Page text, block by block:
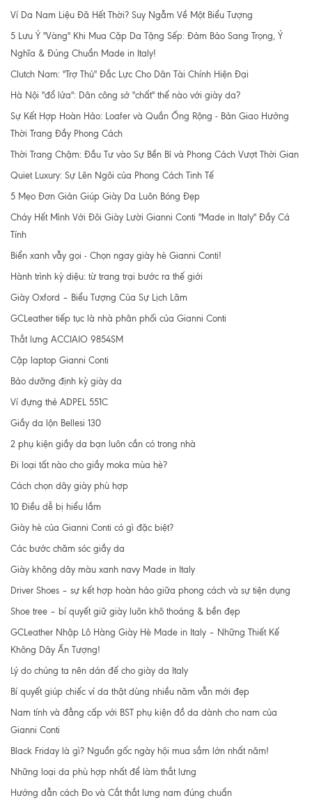
Ví Da Nam Liệu Đã Hết Thời? Suy Ngẫm Về Một Biểu Tượng
5 Lưu Ý "Vàng" Khi Mua Cặp Da Tặng Sếp: Đảm Bảo Sang Trọng, Ý
Nghĩa & Đúng Chuẩn Made in Italy!
Clutch Nam: "Trợ Thủ" Đắc Lực Cho Dân Tài Chính Hiện Đại
Hà Nội "đổ lửa": Dân công sở "chất" thế nào với giày da?
Sự Kết Hợp Hoàn Hảo: Loafer và Quần Ống Rộng - Bản Giao Hưởng
Thời Trang Đầy Phong Cách
Thời Trang Chậm: Đầu Tư vào Sự Bền Bỉ và Phong Cách Vượt Thời Gian
Quiet Luxury: Sự Lên Ngôi của Phong Cách Tinh Tế
5 Mẹo Đơn Giản Giúp Giày Da Luôn Bóng Đẹp
Cháy Hết Mình Với Đôi Giày Lười Gianni Conti "Made in Italy" Đầy Cá
Tính
Biển xanh vẫy gọi - Chọn ngay giày hè Gianni Conti!
Hành trình kỳ diệu: từ trang trại bước ra thế giới
Giày Oxford – Biểu Tượng Của Sự Lịch Lãm
GCLeather tiếp tục là nhà phân phối của Gianni Conti
Thắt lưng ACCIAIO 9854SM
Cặp laptop Gianni Conti
Bảo dưỡng định kỳ giày da
Ví đựng thẻ ADPEL 551C
Giầy da lộn Bellesi 130
2 phụ kiện giầy da bạn luôn cần có trong nhà
Đi loại tất nào cho giầy moka mùa hè?
Cách chọn dây giày phù hợp
10 Điều dễ bị hiểu lầm
Giày hè của Gianni Conti có gì đặc biệt?
Các bước chăm sóc giầy da
Giày không dây màu xanh navy Made in Italy
Driver Shoes – sự kết hợp hoàn hảo giữa phong cách và sự tiện dụng
Shoe tree – bí quyết giữ giày luôn khô thoáng & bền đẹp
GCLeather Nhập Lô Hàng Giày Hè Made in Italy – Những Thiết Kế
Không Dây Ấn Tượng!
Lý do chúng ta nên dán đế cho giày da Italy
Bí quyết giúp chiếc ví da thật dùng nhiều năm vẫn mới đẹp
Nam tính và đẳng cấp với BST phụ kiện đồ da dành cho nam của
Gianni Conti
Black Friday là gì? Nguồn gốc ngày hội mua sắm lớn nhất năm!
Những loại da phù hợp nhất để làm thắt lưng
Hướng dẫn cách Đo và Cắt thắt lưng nam đúng chuẩn